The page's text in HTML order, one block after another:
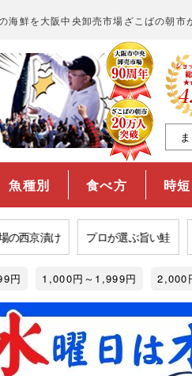
海鮮を大阪中央卸売市場ざこばの朝市
魚種別 食べ方 時
京漬け プロが選ぶ旨い鮭 目
円 1,000円～1,999円 2,000